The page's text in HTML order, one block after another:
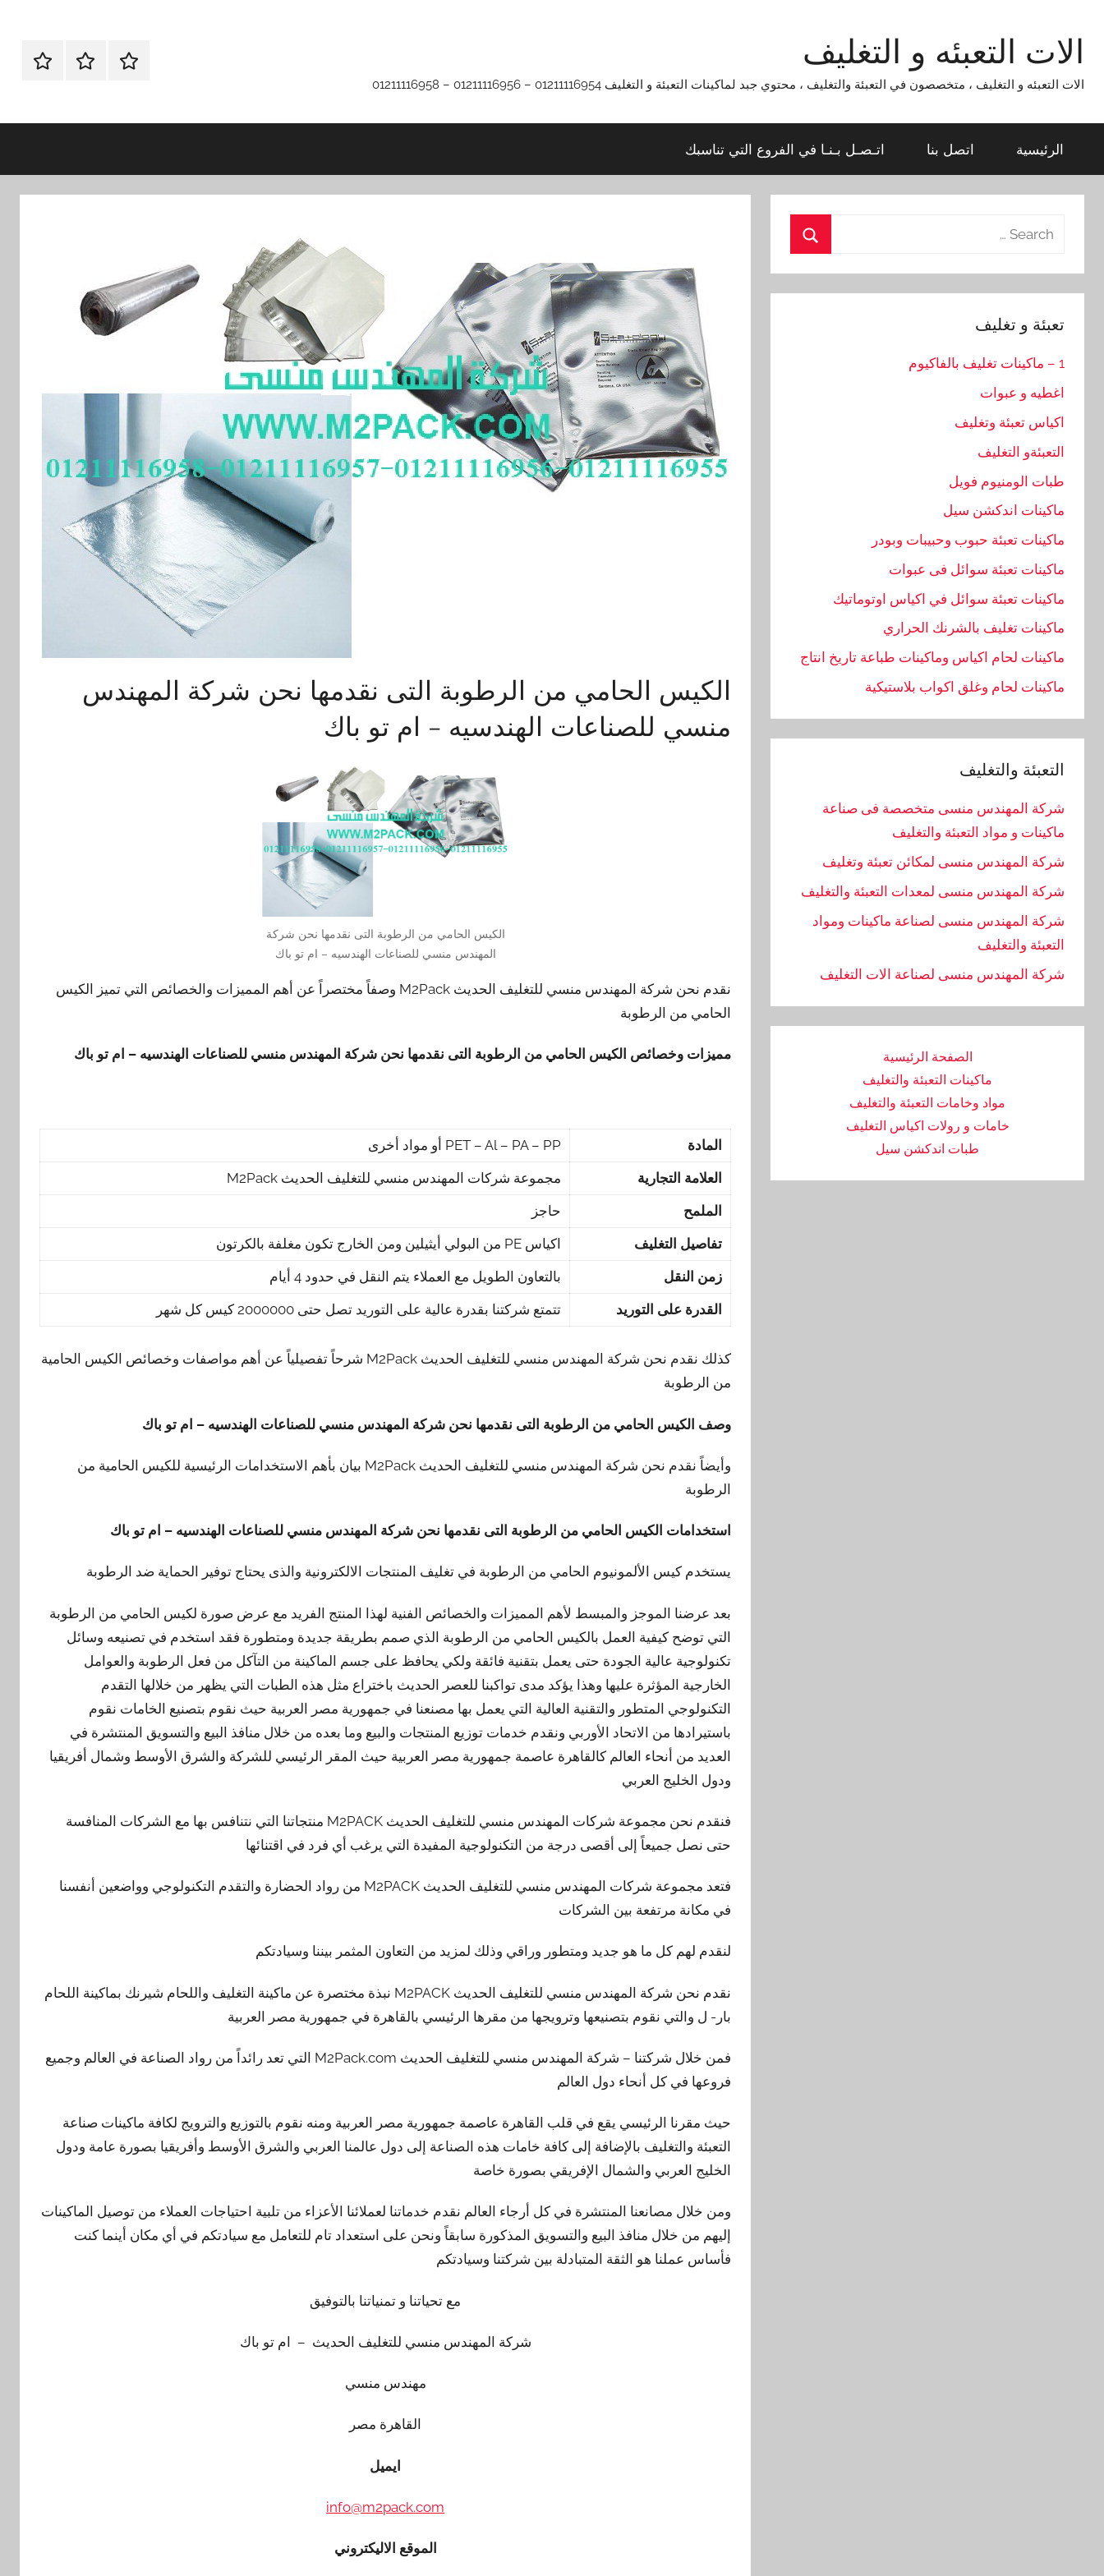
contentالات التعبئه و التغليف
الات التعبئه و التغليف ، متخصصون في التعبئة والتغليف ، محتوي جبد لماكينات التعبئة و التغليف 01211116954 – 01211116956 – 01211116958
الرئيسيةاتصل
اتـصـل
تناسبك
الرئيسية اتصل بنا اتـصـل بـنـا في الفروع التي تناسبك
الكيس الحامي من الرطوبة التى نقدمها نحن شركة المهندس
منسي للصناعات الهندسيه – ام تو باك
الكيس الحامي من الرطوبة التى نقدمها نحن شركة
المهندس منسي للصناعات الهندسيه – ام تو باك
نقدم نحن شركة المهندس منسي للتغليف الحديث M2Pack وصفاً مختصراً عن أهم المميزات والخصائص التي تميز الكيس
الحامي من الرطوبة
مميزات وخصائص الكيس الحامي من الرطوبة التى نقدمها نحن شركة المهندس منسي للصناعات الهندسيه – ام تو باك
المادة
PET – Al – PA – PP أو مواد أخرى
العلامة التجارية
مجموعة شركات المهندس منسي للتغليف الحديث M2Pack
الملمح
حاجز
تفاصيل التغليف
اكياس PE من البولي أيثيلين ومن الخارج تكون مغلفة بالكرتون
زمن النقل
بالتعاون الطويل مع العملاء يتم النقل في حدود 4 أيام
القدرة على التوريد
تتمتع شركتنا بقدرة عالية على التوريد تصل حتى 2000000 كيس كل شهر
كذلك نقدم نحن شركة المهندس منسي للتغليف الحديث M2Pack شرحاً تفصيلياً عن أهم مواصفات وخصائص الكيس الحامية
من الرطوبة
وصف الكيس الحامي من الرطوبة التى نقدمها نحن شركة المهندس منسي للصناعات الهندسيه – ام تو باك
وأيضاً نقدم نحن شركة المهندس منسي للتغليف الحديث M2Pack بيان بأهم الاستخدامات الرئيسية للكيس الحامية من
الرطوبة
استخدامات الكيس الحامي من الرطوبة التى نقدمها نحن شركة المهندس منسي للصناعات الهندسيه – ام تو باك
يستخدم كيس الألمونيوم الحامي من الرطوبة في تغليف المنتجات الالكترونية والذى يحتاج توفير الحماية ضد الرطوبة
بعد عرضنا الموجز والمبسط لأهم المميزات والخصائص الفنية لهذا المنتج الفريد مع عرض صورة لكيس الحامي من الرطوبة
التي توضح كيفية العمل بالكيس الحامي من الرطوبة الذي صمم بطريقة جديدة ومتطورة فقد استخدم في تصنيعه وسائل
تكنولوجية عالية الجودة حتى يعمل بتقنية فائقة ولكي يحافظ على جسم الماكينة من التآكل من فعل الرطوبة والعوامل
الخارجية المؤثرة عليها وهذا يؤكد مدى تواكبنا للعصر الحديث باختراع مثل هذه الطبات التي يظهر من خلالها التقدم
التكنولوجي المتطور والتقنية العالية التي يعمل بها مصنعنا في جمهورية مصر العربية حيث نقوم بتصنيع الخامات نقوم
باستيرادها من الاتحاد الأوربي ونقدم خدمات توزيع المنتجات والبيع وما بعده من خلال منافذ البيع والتسويق المنتشرة في
العديد من أنحاء العالم كالقاهرة عاصمة جمهورية مصر العربية حيث المقر الرئيسي للشركة والشرق الأوسط وشمال أفريقيا
ودول الخليج العربي
فنقدم نحن مجموعة شركات المهندس منسي للتغليف الحديث M2PACK منتجاتنا التي نتنافس بها مع الشركات المنافسة
حتى نصل جميعاً إلى أقصى درجة من التكنولوجية المفيدة التي يرغب أي فرد في اقتنائها
فتعد مجموعة شركات المهندس منسي للتغليف الحديث M2PACK من رواد الحضارة والتقدم التكنولوجي وواضعين أنفسنا
في مكانة مرتفعة بين الشركات
لنقدم لهم كل ما هو جديد ومتطور وراقي وذلك لمزيد من التعاون المثمر بيننا وسيادتكم
نقدم نحن شركة المهندس منسي للتغليف الحديث M2PACK نبذة مختصرة عن ماكينة التغليف واللحام شيرنك بماكينة اللحام
بار- ل والتي نقوم بتصنيعها وترويجها من مقرها الرئيسي بالقاهرة في جمهورية مصر العربية
فمن خلال شركتنا – شركة المهندس منسي للتغليف الحديث M2Pack.com التي تعد رائداً من رواد الصناعة في العالم وجميع
فروعها في كل أنحاء دول العالم
حيث مقرنا الرئيسي يقع في قلب القاهرة عاصمة جمهورية مصر العربية ومنه نقوم بالتوزيع والترويج لكافة ماكينات صناعة
التعبئة والتغليف بالإضافة إلى كافة خامات هذه الصناعة إلى دول عالمنا العربي والشرق الأوسط وأفريقيا بصورة عامة ودول
الخليج العربي والشمال الإفريقي بصورة خاصة
ومن خلال مصانعنا المنتشرة في كل أرجاء العالم نقدم خدماتنا لعملائنا الأعزاء من تلبية احتياجات العملاء من توصيل الماكينات
إليهم من خلال منافذ البيع والتسويق المذكورة سابقاً ونحن على استعداد تام للتعامل مع سيادتكم في أي مكان أينما كنت
فأساس عملنا هو الثقة المتبادلة بين شركتنا وسيادتكم
مع تحياتنا و تمنياتنا بالتوفيق
شركة المهندس منسي للتغليف الحديث – ام تو باك
مهندس منسي
القاهرة مصر
ايميل
info@m2pack.com
الموقع الاليكتروني
Search
تعبئة و تغليف
1 – ماكينات تغليف بالفاكيوم
اغطيه و عبوات
اكياس تعبئة وتغليف
التعبئةو التغليف
طبات الومنيوم فويل
ماكينات اندكشن سيل
ماكينات تعبئة حبوب وحبيبات وبودر
ماكينات تعبئة سوائل فى عبوات
ماكينات تعبئة سوائل في اكياس اوتوماتيك
ماكينات تغليف بالشرنك الحراري
ماكينات لحام اكياس وماكينات طباعة تاريخ انتاج
ماكينات لحام وغلق اكواب بلاستيكية
التعبئة والتغليف
شركة المهندس منسى متخصصة فى صناعة
ماكينات و مواد التعبئة والتغليف
شركة المهندس منسى لمكائن تعبئة وتغليف
شركة المهندس منسى لمعدات التعبئة والتغليف
شركة المهندس منسى لصناعة ماكينات ومواد
التعبئة والتغليف
‏شركة المهندس منسى لصناعة الات التغليف
الصفحة الرئيسية
ماكينات التعبئة والتغليف
مواد وخامات التعبئة والتغليف
خامات و رولات اكياس التغليف
طبات اندكشن سيل